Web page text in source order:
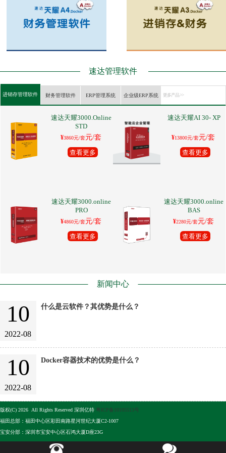
速达管理软件
进销存管理软件 财务管理软件 ERP管理系统 企业级ERP系统 更多产品 >>
速达天耀3000.Online
STD
¥3860元/套元/套
查看更多
速达天耀AI 30- XP
¥13800元/套元/套
查看更多
速达天耀3000.online
PRO
¥4860元/套元/套
查看更多
速达天耀3000.online
BAS
¥2280元/套元/套
查看更多
新闻中心
10
2022-08
什么是云软件？其优势是什么？
10
2022-08
Docker容器技术的优势是什么？
版权(C) 2026 All Rights Reserved 深圳亿特 粤ICP备10105513号
福田总部：福田中心区彩田南路星河世纪大厦C2-1007
宝安分部：深圳市宝安中心区石鸿大厦D座23G